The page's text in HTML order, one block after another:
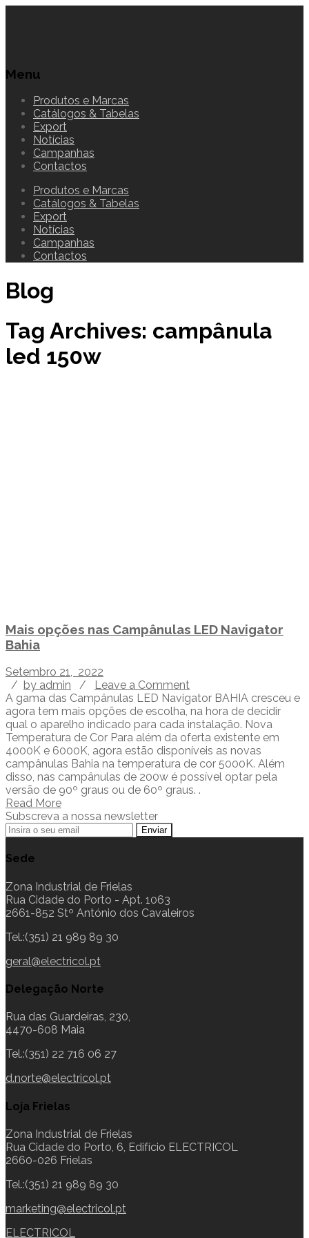
Menu
Produtos e Marcas
Catálogos & Tabelas
Export
Notícias
Campanhas
Contactos
Produtos e Marcas
Catálogos & Tabelas
Export
Notícias
Campanhas
Contactos
Blog
Tag Archives: campânula
led 150w
Mais opções nas Campânulas LED Navigator
Bahia
Setembro 21, 2022
/ by admin /
Leave a Comment
A gama das Campânulas LED Navigator BAHIA cresceu e
agora tem mais opções de escolha, na hora de decidir
qual o aparelho indicado para cada instalação. Nova
Temperatura de Cor Para além da oferta existente em
4000K e 6000K, agora estão disponíveis as novas
campânulas Bahia na temperatura de cor 5000K. Além
disso, nas campânulas de 200w é possível optar pela
versão de 90º graus ou de 60º graus. .
Read More
Subscreva a nossa newsletter
Sede
Zona Industrial de Frielas
Rua Cidade do Porto - Apt. 1063
2661-852 Stº António dos Cavaleiros
Tel.:(351) 21 989 89 30
geral@electricol.pt
Delegação Norte
Rua das Guardeiras, 230,
4470-608 Maia
Tel.:(351) 22 716 06 27
d.norte@electricol.pt
Loja Frielas
Zona Industrial de Frielas
Rua Cidade do Porto, 6, Edifício ELECTRICOL
2660-026 Frielas
Tel.:(351) 21 989 89 30
marketing@electricol.pt
ELECTRICOL